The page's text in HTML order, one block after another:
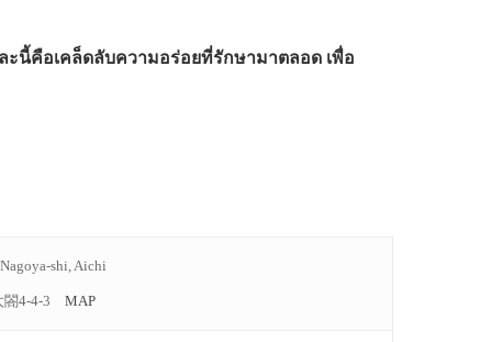
ะนี้คือเคล็ดลับความอร่อยที่รักษามาตลอด เพื่อ
shi, Aichi
閤4-4-3 MAP